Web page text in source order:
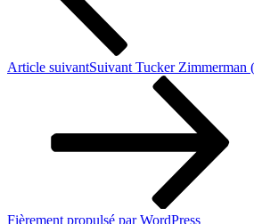
Article suivantSuivant Tucker
Fièrement propulsé par WordPress